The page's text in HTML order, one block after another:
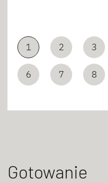
1 2 3
6 7 8
Gotowanie